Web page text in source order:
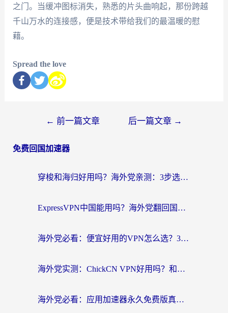
之门。当缓冲图标消失，熟悉的片头曲响起，那份跨越
千山万水的连接感，便是技术带给我们的最温暖的慰
藉。
Spread the love
← 前一篇文章 后一篇文章 →
免费回国加速器
穿梭和海归好用吗？海外党亲测：3步选对回国加速器，无缝刷国内剧玩手游
ExpressVPN中国能用吗？海外党翻回国内的加速器选择指南（附番茄加速器实测）
海外党必看：便宜好用的VPN怎么选？3步解决回国访问难题+Steam改区技巧
海外党实测：ChickCN VPN好用吗？和OurPlay VPN对比哪个回国效果更好？附避坑指南
海外党必看：应用加速器永久免费版真的靠谱吗？教你选对回国加速器无缝刷国内资源